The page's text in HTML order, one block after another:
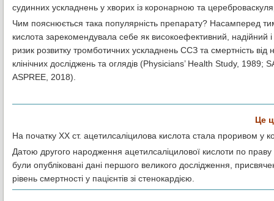
судинних ускладнень у хворих із коронарною та
Чим пояснюється така популярність препарату? Насамперед
кислота зарекомендувала себе як високоефективний,
ризик розвитку тромботичних ускладнень ССЗ та смертність від
клінічних досліджень та оглядів (Physicians’ Health Study,
ASPREE, 2018).
Це
На початку ХХ ст. ацетилсаліцилова кислота стала проривом у
Датою другого народження ацетилсаліцилової кислоти по
були опубліковані дані першого великого дослідження,
рівень смертності у пацієнтів зі стенокардією.